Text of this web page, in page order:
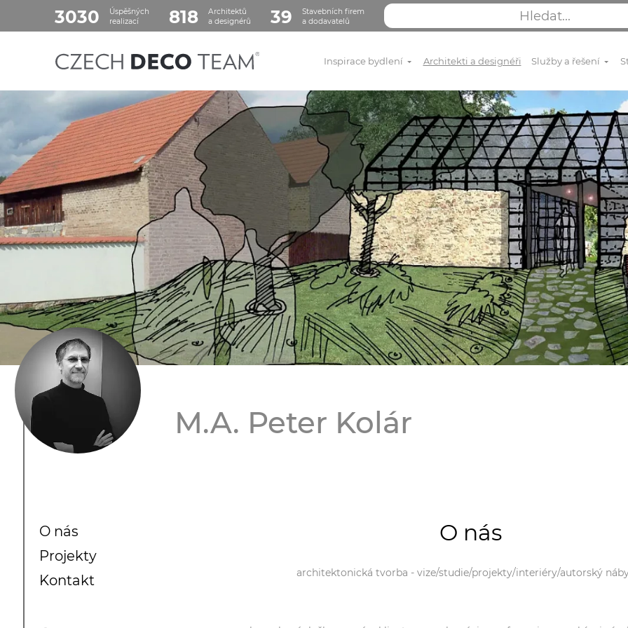
3030
Úspěšných
realizací
818
Architektů
a designérů
39
Stavebních firem
a dodavatelů
Inspirace bydlení Architekti a designéři Služby a řešení
O nás
Projekty
Kontakt
M.A. Peter Kolár
O nás
architektonická tvorba - vize/studie/projekty/interiéry/autorský